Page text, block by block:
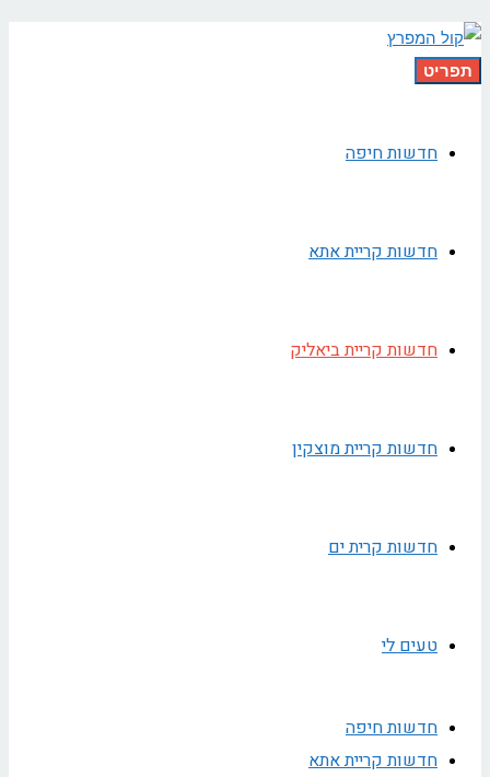
תפריט
חדשות חיפה
חדשות קריית אתא
חדשות קריית ביאליק
חדשות קריית מוצקין
חדשות קרית ים
טעים לי
חדשות חיפה
חדשות קריית אתא